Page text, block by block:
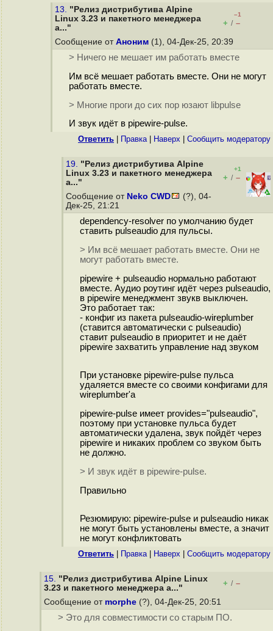
13. "Релиз дистрибутива Alpine
Linux 3.23 и пакетного менеджера
a..."
–1
+ / –
Сообщение от Аноним (1), 04-Дек-25, 20:39
> Ничего не мешает им работать вместе
Им всё мешает работать вместе. Они не могут
работать вместе.
> Многие проги до сих пор юзают libpulse
И звук идёт в pipewire-pulse.
Ответить Правка| Наверх Cообщить модератору
19. "Релиз дистрибутива Alpine
Linux 3.23 и пакетного менеджера
a..."
+1
+ / –
Сообщение от Neko CWD
(?), 04-
Дек-25, 21:21
dependency-resolver по умолчанию будет
ставить pulseaudio для пульсы.
> Им всё мешает работать вместе. Они не
могут работать вместе.
pipewire + pulseaudio нормально работают
вместе. Аудио роутинг идёт через pulseaudio,
в pipewire менеджмент звукв выключен.
Это работает так:
- конфиг из пакета pulseaudio-wireplumber
(ставится автоматически с pulseaudio)
ставит pulseaudio в приоритет и не даёт
pipewire захватить управление над звуком
При установке pipewire-pulse пульса
удаляется вместе со своими конфигами для
wireplumber'а
pipewire-pulse имеет provides="pulseaudio",
поэтому при установке пульса будет
автоматически удалена, звук пойдёт через
pipewire и никаких проблем со звуком быть
не должно.
> И звук идёт в pipewire-pulse.
Правильно
Резюмирую: pipewire-pulse и pulseaudio никак
не могут быть установлены вместе, а значит
не могут конфликтовать
Ответить Правка| Наверх Cообщить модератору
15. "Релиз дистрибутива Alpine Linux
3.23 и пакетного менеджера a..."
+ / –
Сообщение от morphe (?), 04-Дек-25, 20:51
> Это для совместимости со старым ПО.